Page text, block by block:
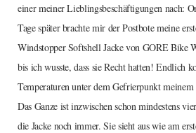
einer meiner Lieblingsbeschäftigungen nach:
Tage später brachte mir der Postbote meine
Windstopper Softshell Jacke von GORE Bike
bis ich wusste, dass sie Recht hatten! Endlich
Temperaturen unter dem Gefrierpunkt
Das Ganze ist inzwischen schon mindestens
die Jacke noch immer. Sie sieht aus wie am